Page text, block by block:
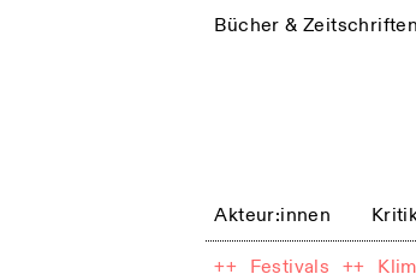
Bücher & Zeitschriften
Akteur:innen
++ Festivals ++